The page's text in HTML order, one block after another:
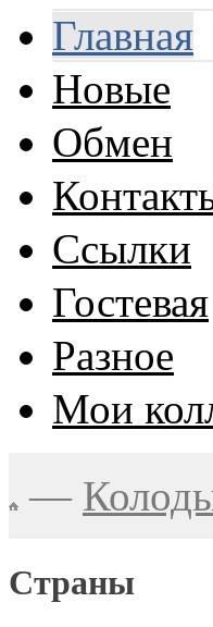
Главная
Новые
Обмен
Ссылки
Гостевая
Разное
Мои
—
Страны